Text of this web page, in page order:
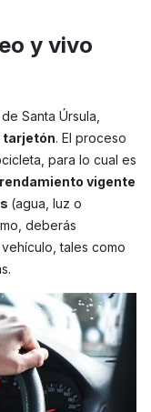
y vivo
Santa Úrsula,
tarjetón. El proceso
para lo cual es
vigente
(agua, luz o
deberás
tales como